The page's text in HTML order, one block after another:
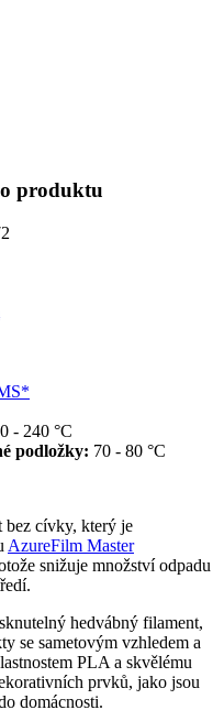
produktu
- 240 °C
podložky: 70 - 80 °C
bez cívky, který je
AzureFilm Master
snižuje množství odpadu
hedvábný filament,
se sametovým vzhledem a
PLA a skvělému
prvků, jako jsou
domácnosti.